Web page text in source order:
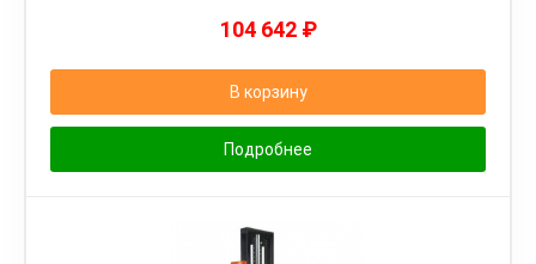
104 642 ₽
В корзину
Подробнее